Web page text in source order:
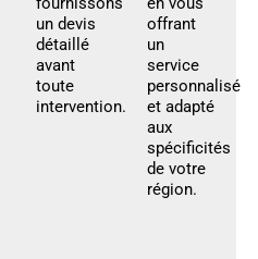
un devis
détaillé
avant
toute
intervention.
offrant
un
service
personnalisé
et adapté
aux
spécificités
de votre
région.